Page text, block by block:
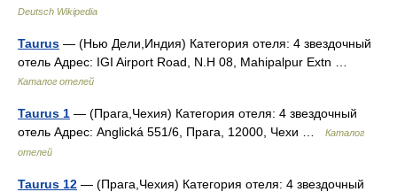
Deutsch Wikipedia
Taurus — (Нью Дели,Индия) Категория отеля: 4 звездочный
отель Адрес: IGI Airport Road, N.H 08, Mahipalpur Extn …
Каталог отелей
Taurus 1 — (Прага,Чехия) Категория отеля: 4 звездочный
отель Адрес: Anglická 551/6, Прага, 12000, Чехи …
Каталог
отелей
Taurus 12 — (Прага,Чехия) Категория отеля: 4 звездочный